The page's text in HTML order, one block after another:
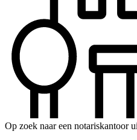
Op zoek naar een notariskantoor